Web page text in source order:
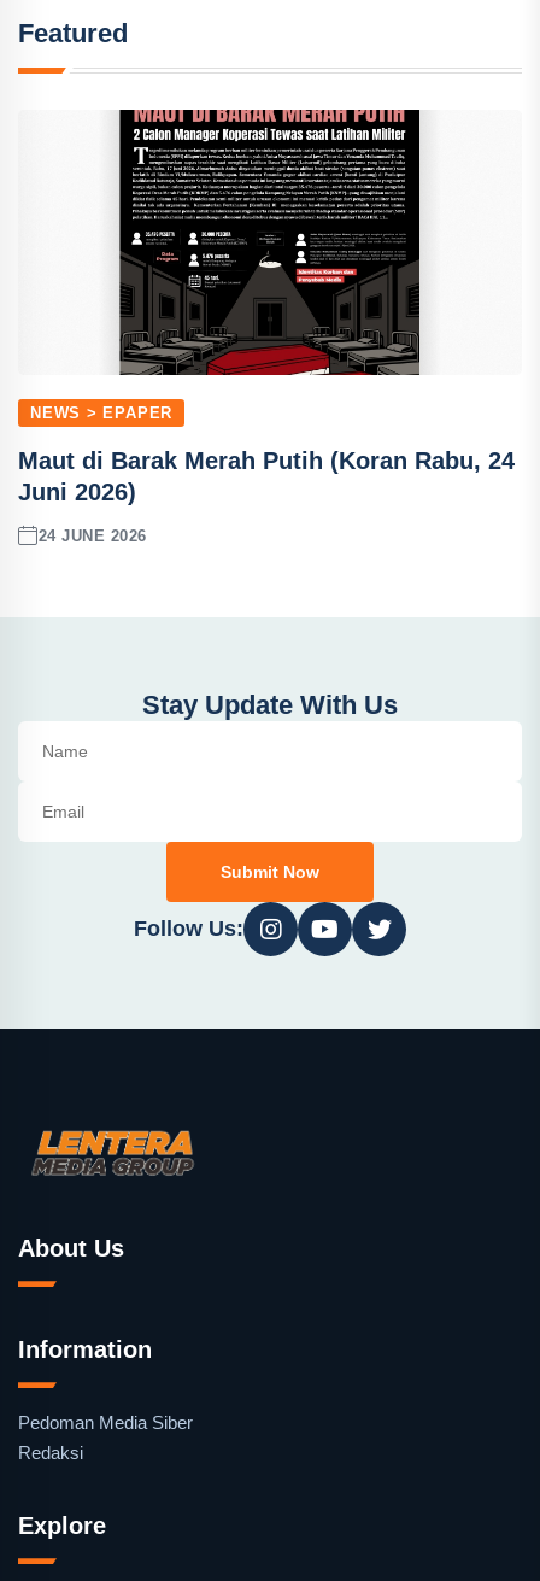
Featured
NEWS > EPAPER
Maut di Barak Merah Putih (Koran Rabu, 24
Juni 2026)
24 JUNE 2026
Stay Update With Us
Submit Now
Follow Us:
About Us
Information
Pedoman Media Siber
Redaksi
Explore